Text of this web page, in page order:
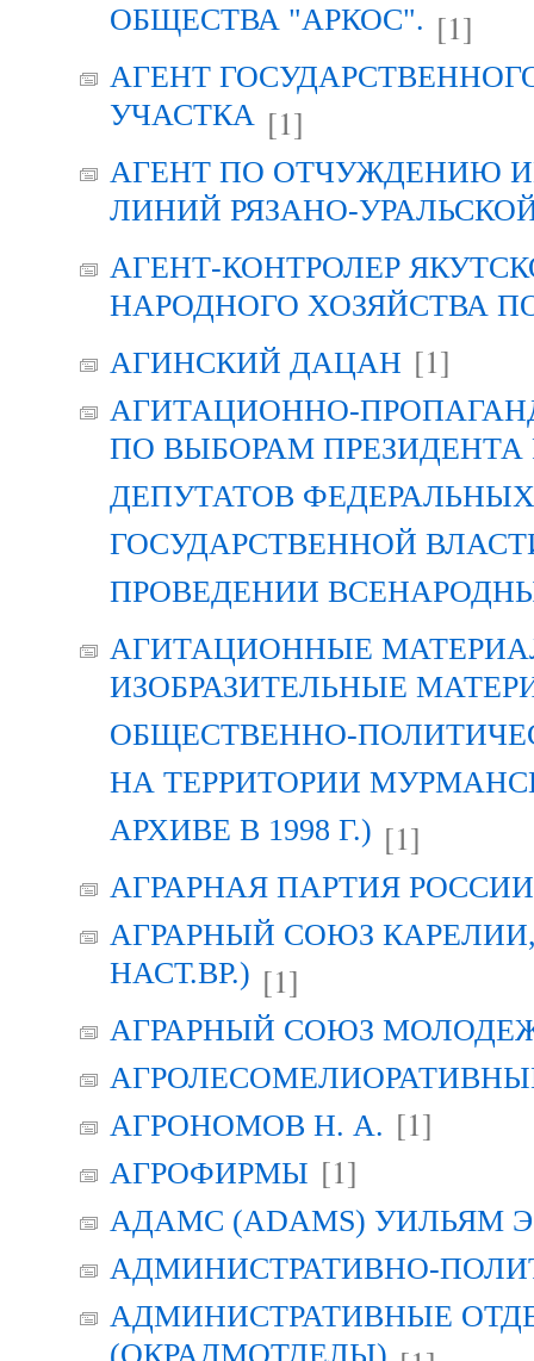
ОБЩЕСТВА "АРКОС". [1]
АГЕНТ
УЧАСТКА [1]
АГЕНТ ПО ОТЧУЖДЕНИЮ
ЛИНИЙ РЯЗАНО-
АГЕНТ-КОНТРОЛЕР
НАРОДНОГО ХОЗЯЙСТВА
АГИНСКИЙ ДАЦАН [1]
АГИТАЦИОННО-
ПО ВЫБОРАМ
ДЕПУТАТОВ
ГОСУДАРСТВЕННОЙ
ПРОВЕДЕНИИ
АГИТАЦИОННЫЕ
ИЗОБРАЗИТЕЛЬНЫЕ
ОБЩЕСТВЕННО-
НА ТЕРРИТОРИИ
АРХИВЕ В 1998 Г.) [1]
АГРАРНАЯ ПАРТИЯ РОССИИ
АГРАРНЫЙ СОЮЗ КАРЕЛИИ,
НАСТ.ВР.) [1]
АГРАРНЫЙ СОЮЗ
АГРОНОМОВ Н. А. [1]
АГРОФИРМЫ [1]
АДАМС (ADAMS) УИЛЬЯМ
АДМИНИСТРАТИВНО-
АДМИНИСТРАТИВНЫЕ